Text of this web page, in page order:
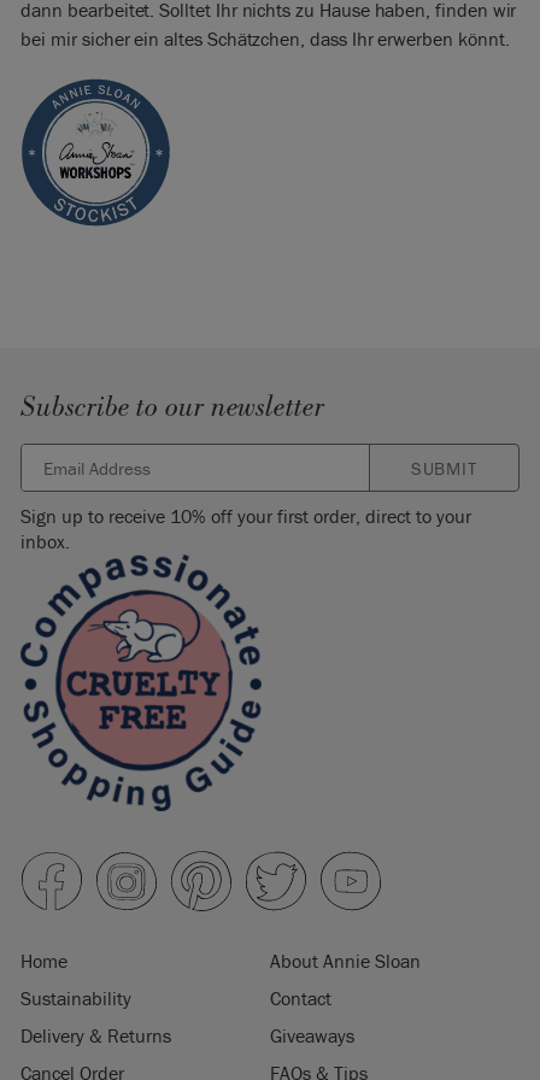
dann bearbeitet. Solltet Ihr nichts zu Hause haben, finden wir
bei mir sicher ein altes Schätzchen, dass Ihr erwerben könnt.
Subscribe to our newsletter
SUBMIT
Sign up to receive 10% off your first order, direct to your
inbox.
Home
About Annie Sloan
Sustainability
Contact
Delivery & Returns
Giveaways
Cancel Order
FAQs & Tips